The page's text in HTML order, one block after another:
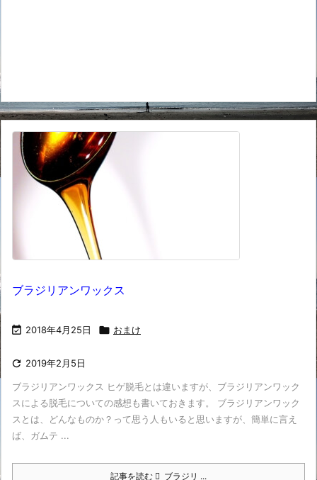
ブラジリアンワックス
 2018年4月25日  おまけ
 2019年2月5日
ブラジリアンワックス ヒゲ脱毛とは違いますが、ブラジリアンワック
スによる脱毛についての感想も書いておきます。 ブラジリアンワック
スとは、どんなものか？って思う人もいると思いますが、簡単に言え
ば、ガムテ ...
記事を読む ブラジリ ...